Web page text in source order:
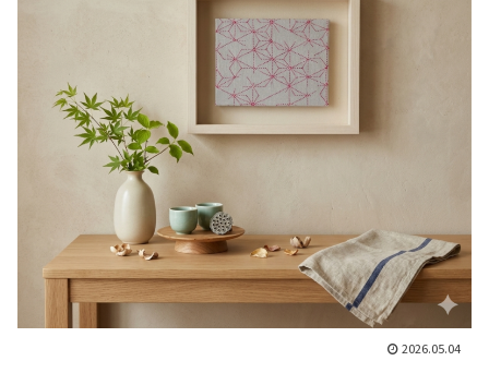
2026.05.04